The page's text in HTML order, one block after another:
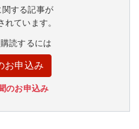
関する記事が
れています。
読するには
お申込み
のお申込み